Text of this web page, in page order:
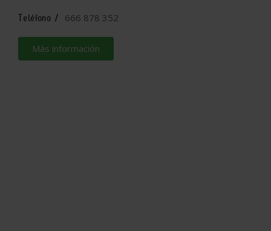
Teléfono / 666 878 352
Más información